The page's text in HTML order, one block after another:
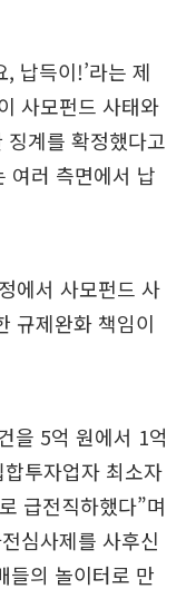
납득이!’라는 제
사모펀드 사태와
계를 확정했다고
여러 측면에서 납
에서 사모펀드 사
규제완화 책임이
을 5억 원에서 1억
투자업자 최소자
급전직하했다”며
심사제를 사후신
들의 놀이터로 만